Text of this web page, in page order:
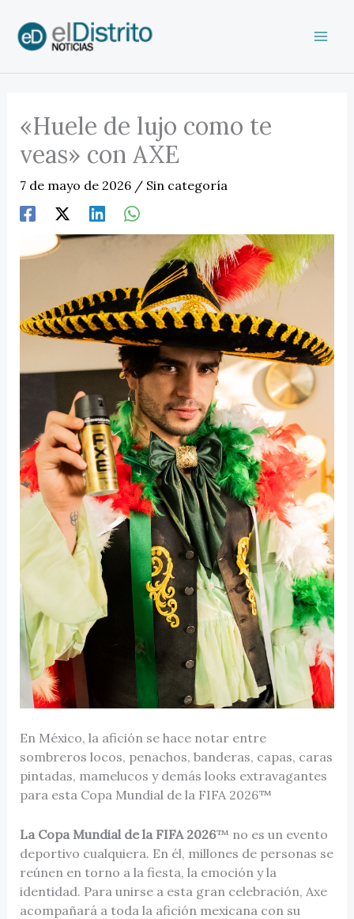
contenido
«Huele de lujo como te
veas» con AXE
7 de mayo de 2026 / Sin categoría
En México, la afición se hace notar entre
sombreros locos, penachos, banderas, capas, caras
pintadas, mamelucos y demás looks extravagantes
para esta Copa Mundial de la FIFA 2026™
La Copa Mundial de la FIFA 2026™ no es un evento
deportivo cualquiera. En él, millones de personas se
reúnen en torno a la fiesta, la emoción y la
identidad. Para unirse a esta gran celebración, Axe
acompañará a toda la afición mexicana con su